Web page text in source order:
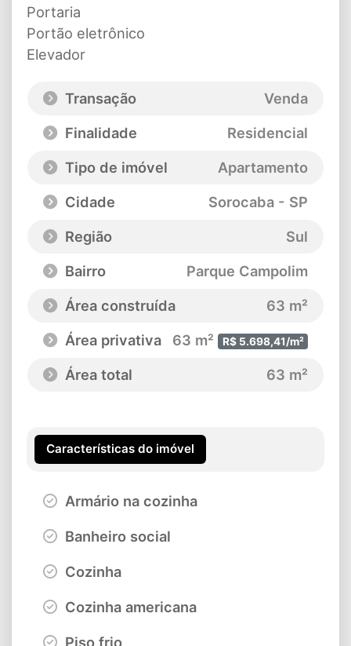
Portaria
Portão eletrônico
Elevador
Transação
Venda
Finalidade
Residencial
Tipo de imóvel
Apartamento
Cidade
Sorocaba - SP
Região
Sul
Bairro
Parque Campolim
Área construída
63 m²
Área privativa
63 m² R$ 5.698,41/m²
Área total 63 m²
Características do imóvel
Armário na cozinha
Banheiro social
Cozinha
Cozinha americana
Piso frio